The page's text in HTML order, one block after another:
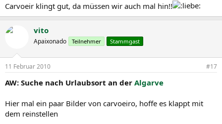
Carvoeir klingt gut, da müssen wir auch mal hin!!
vito
Apaixonado Teilnehmer Stammgast
11 Februar 2010 #17
AW: Suche nach Urlaubsort an der Algarve
Hier mal ein paar Bilder von carvoeiro, hoffe es klappt mit
dem reinstellen